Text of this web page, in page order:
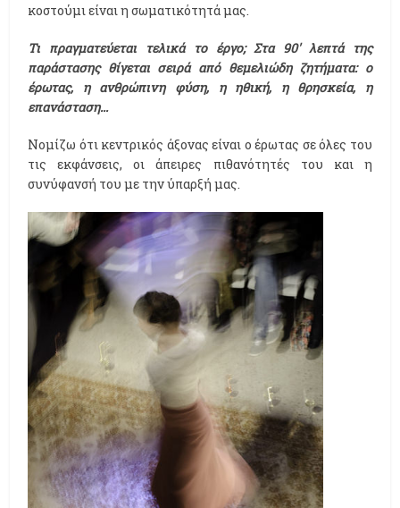
κοστούμι είναι η σωματικότητά μας.
Τι πραγματεύεται τελικά το έργο; Στα 90' λεπτά της
παράστασης θίγεται σειρά από θεμελιώδη ζητήματα: ο
έρωτας, η ανθρώπινη φύση, η ηθική, η θρησκεία, η
επανάσταση...
Νομίζω ότι κεντρικός άξονας είναι ο έρωτας σε όλες του
τις εκφάνσεις, οι άπειρες πιθανότητές του και η
συνύφανσή του με την ύπαρξή μας.